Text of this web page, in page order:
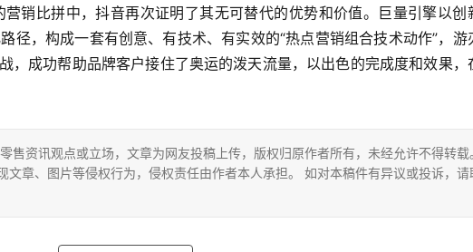
销比拼中，抖音再次证明了其无可替代的优势和价值。巨量引擎以创
径，构成一套有创意、有技术、有实效的“热点营销组合技术动作”，游
，成功帮助品牌客户接住了奥运的泼天流量，以出色的完成度和效果，
售资讯观点或立场，文章为网友投稿上传，版权归原作者所有，未经允许不得转载
文章、图片等侵权行为，侵权责任由作者本人承担。 如对本稿件有异议或投诉，请